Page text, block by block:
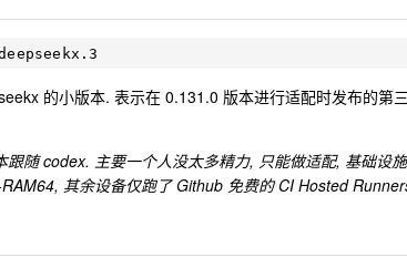
的小版本. 表示在 0.131.0 版本进行适配时发布的第
随 codex. 主要一个人没太多精力, 只能做适配, 基础设施
其余设备仅跑了 Github 免费的 CI Hosted